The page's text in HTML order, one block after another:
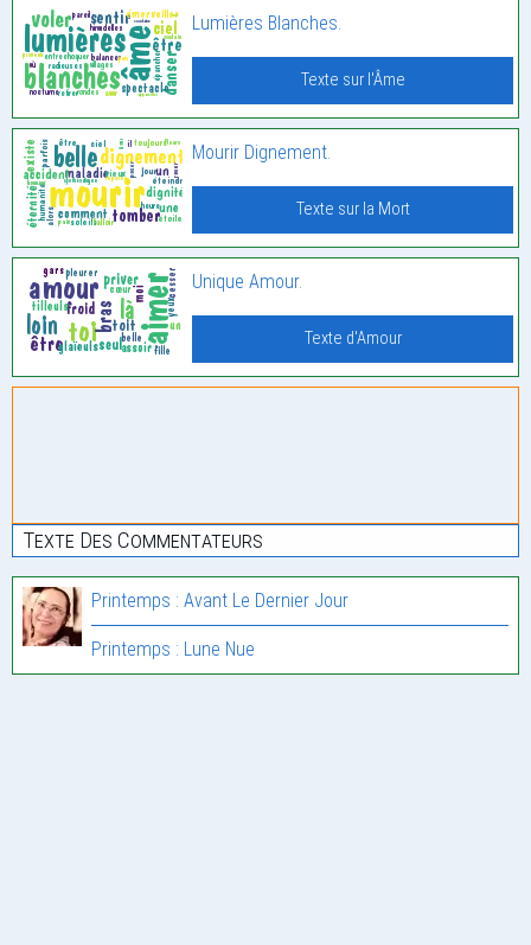
Lumières Blanches.
Texte sur l'Âme
Mourir Dignement.
Texte sur la Mort
Unique Amour.
Texte d'Amour
Texte Des Commentateurs
Printemps : Avant Le Dernier Jour
Printemps : Lune Nue